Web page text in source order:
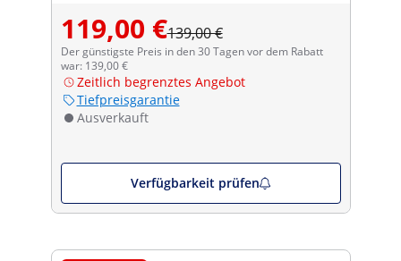
119,00 €139,00 €
Der günstigste Preis in den 30 Tagen vor dem Rabatt
war: 139,00 €
Zeitlich begrenztes Angebot
Tiefpreisgarantie
Ausverkauft
Verfügbarkeit prüfen